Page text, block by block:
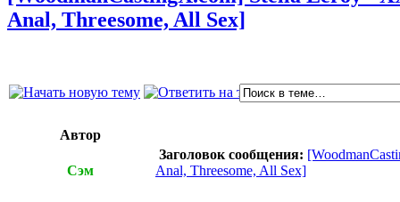
Anal, Threesome, All Sex]
Автор
Сэм
Заголовок сообщения:
Anal, Threesome, All Sex]